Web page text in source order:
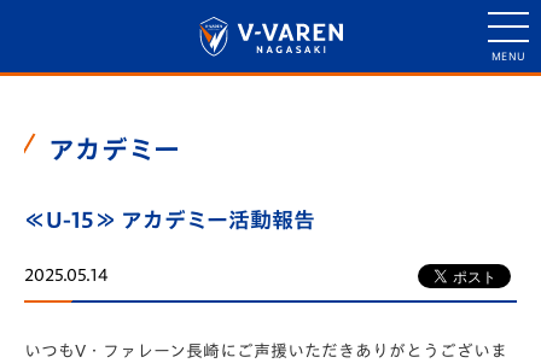
アカデミー
≪U-15≫ アカデミー活動報告
2025.05.14
いつもV・ファレーン長崎にご声援いただきありがとうございま